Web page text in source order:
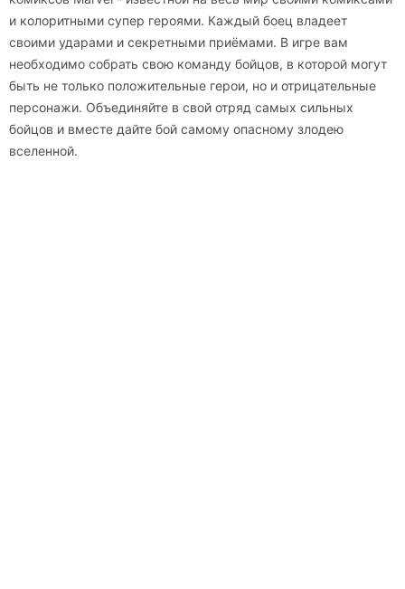
и колоритными супер героями. Каждый боец владеет
своими ударами и секретными приёмами. В игре вам
необходимо собрать свою команду бойцов, в которой могут
быть не только положительные герои, но и отрицательные
персонажи. Объединяйте в свой отряд самых сильных
бойцов и вместе дайте бой самому опасному злодею
вселенной.